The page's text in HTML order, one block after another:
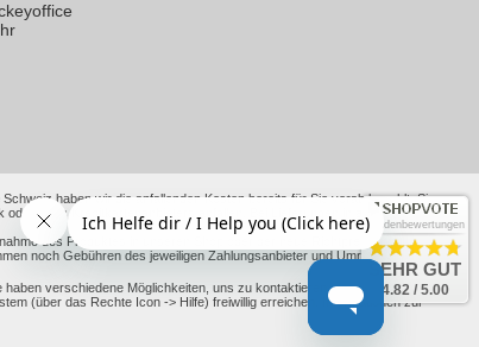
haben wir die anfallenden Kosten bereits für Sie vorab bezahlt. Sie
Ihres Kreditkartenanbieters anfallen. Bei Lieferungen in andere Nicht-EU-
des Produktes in unseren Shop oder der neue Richtpreis nach alten
noch Gebühren des jeweiligen Zahlungsanbieter und Umrechnungskurse
verschiedene Möglichkeiten, uns zu kontaktieren, darunter unsere
(über das Rechte Icon -> Hilfe) freiwillig erreichen. Informationen zur
Kundenbewertungen
SEHR GUT
4.82 / 5.00